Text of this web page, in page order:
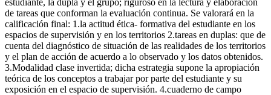
de tareas que conforman la evaluación continua. Se valorará en la
calificación final: 1.la actitud ética- formativa del estudiante en los
espacios de supervisión y en los territorios 2.tareas en duplas: que de
cuenta del diagnóstico de situación de las realidades de los territorios
y el plan de acción de acuerdo a lo observado y los datos obtenidos.
3.Modalidad clase invertida; dicha estrategia supone la apropiación
teórica de los conceptos a trabajar por parte del estudiante y su
exposición en el espacio de supervisión. 4.cuaderno de campo